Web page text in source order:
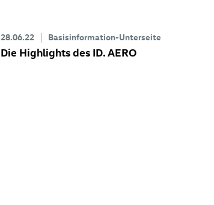
28.06.22 Basisinformation-Unterseite
Die Highlights des ID. AERO